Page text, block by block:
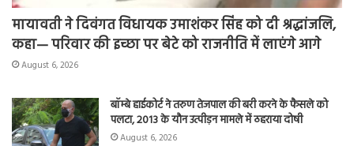
मायावती ने दिवंगत विधायक उमाशंकर सिंह को दी श्रद्धांजलि,
कहा— परिवार की इच्छा पर बेटे को राजनीति में लाएंगे आगे
August 6, 2026
बॉम्बे हाईकोर्ट ने तरुण तेजपाल की बरी करने के फैसले को
पलटा, 2013 के यौन उत्पीड़न मामले में ठहराया दोषी
August 6, 2026